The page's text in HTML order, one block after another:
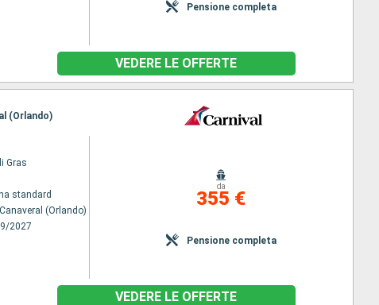
Pensione completa
VEDERE LE OFFERTE
(Orlando)
Gras
standard
(Orlando)
2027
da
355 €
Pensione completa
VEDERE LE OFFERTE